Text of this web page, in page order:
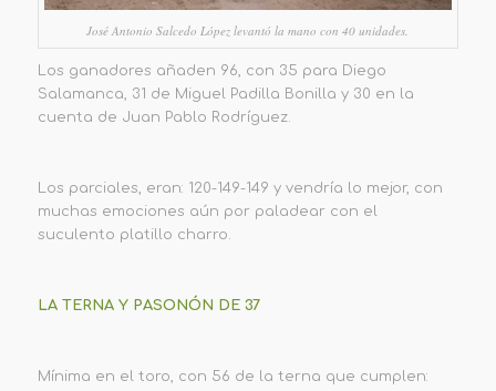
José Antonio Salcedo López levantó la mano con 40 unidades.
Los ganadores añaden 96, con 35 para Diego
Salamanca, 31 de Miguel Padilla Bonilla y 30 en la
cuenta de Juan Pablo Rodríguez.
Los parciales, eran: 120-149-149 y vendría lo mejor, con
muchas emociones aún por paladear con el
suculento platillo charro.
LA TERNA Y PASONÓN DE 37
Mínima en el toro, con 56 de la terna que cumplen: